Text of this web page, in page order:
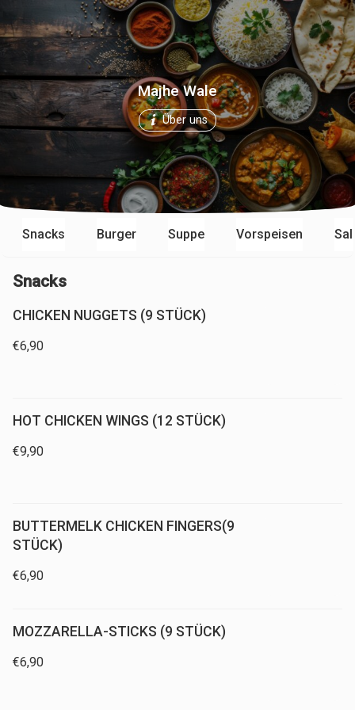
Majhe Wale
Über uns
Snacks Burger Suppe Vorspeisen
Snacks
CHICKEN NUGGETS (9 STÜCK)
€6,90
HOT CHICKEN WINGS (12 STÜCK)
€9,90
BUTTERMELK CHICKEN FINGERS(9
STÜCK)
€6,90
MOZZARELLA-STICKS (9 STÜCK)
€6,90